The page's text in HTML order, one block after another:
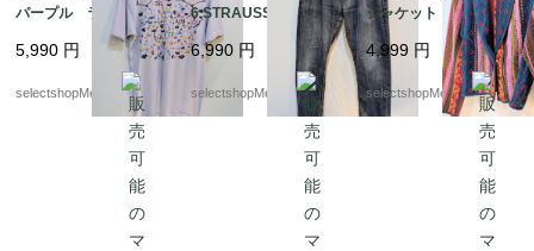
パープル ラベンダ
ー 刺繍 ヘインズ
コットン フルーツ
動物 アヒル 蝶々
ヘビ Tシャツ サボ
5,990 円
selectshopMerci.
6 STRAUSS W33 ブル
ー デニム アメカ
ジ ジーンズ パンツ
6,990 円
selectshopMerci.
ジャケット 可愛い p
op カラフル M イ
ンド コットン デッ
ドストック ピンク
ブルー カラフル 幾
何学模様 デッドスト
4,999 円
selectshopMerci.